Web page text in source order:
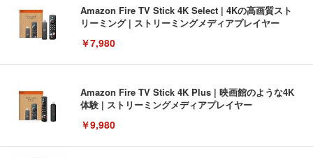
Amazon Fire TV Stick 4K Select | 4Kの高画質スト
リーミング | ストリーミングメディアプレイヤー
￥7,980
Amazon Fire TV Stick 4K Plus | 映画館のような4K
体験 | ストリーミングメディアプレイヤー
￥9,980